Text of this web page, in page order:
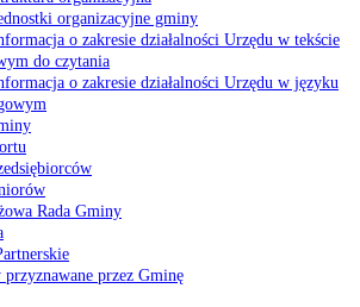
organizacyjne gminy
o zakresie działalności Urzędu w tekście
do czytania
o zakresie działalności Urzędu w języku
Rada Gminy
przyznawane przez Gminę